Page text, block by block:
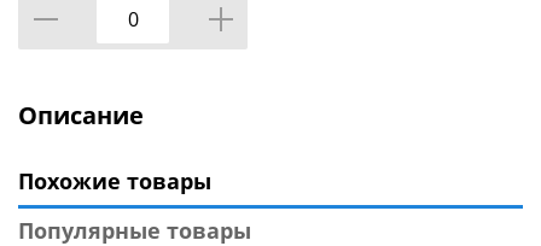
Описание
Похожие товары
Популярные товары